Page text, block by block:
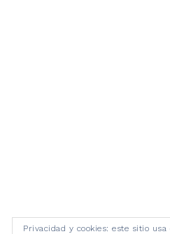
Privacidad y cookies: este sitio